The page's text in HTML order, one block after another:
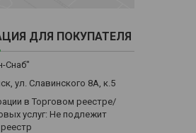
ДЛЯ ПОКУПАТЕЛЯ
Снаб"
ул. Славинского 8А, к.5
в Торговом реестре/
услуг: Не подлежит